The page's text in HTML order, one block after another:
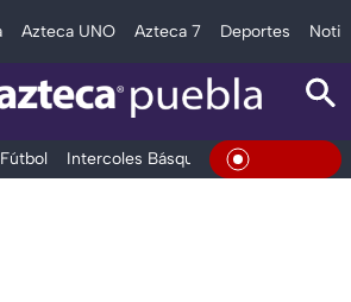
Azteca UNO Azteca 7 Deportes
Intercoles Básquetbol En Vivo